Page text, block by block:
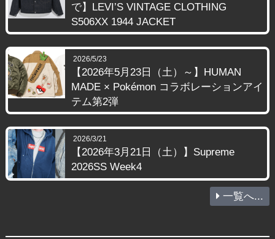
で】LEVI’S VINTAGE CLOTHING
S506XX 1944 JACKET
2026/5/23
【2026年5月23日（土）～】HUMAN
MADE × Pokémon コラボレーションアイ
テム第2弾
2026/3/21
【2026年3月21日（土）】Supreme
2026SS Week4
一覧へ...